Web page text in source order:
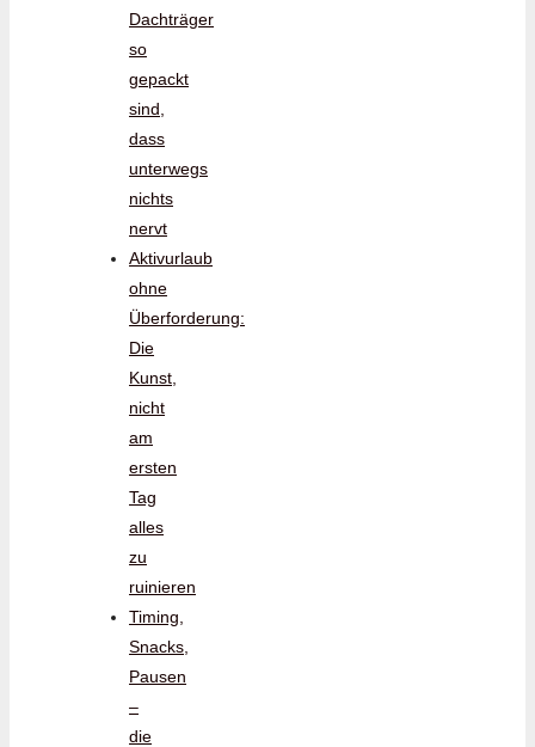
Dachträger
so
gepackt
sind,
dass
unterwegs
nichts
nervt
Aktivurlaub
ohne
Überforderung:
Die
Kunst,
nicht
am
ersten
Tag
alles
zu
ruinieren
Timing,
Snacks,
Pausen
–
die